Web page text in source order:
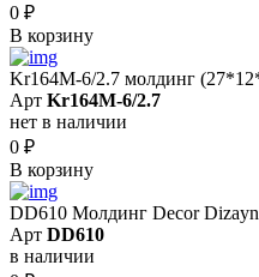
0 ₽
В корзину
Kr164M-6/2.7 молдинг
Арт Kr164M-6/2.7
нет в наличии
0 ₽
В корзину
DD610 Молдинг Decor
Арт DD610
в наличии